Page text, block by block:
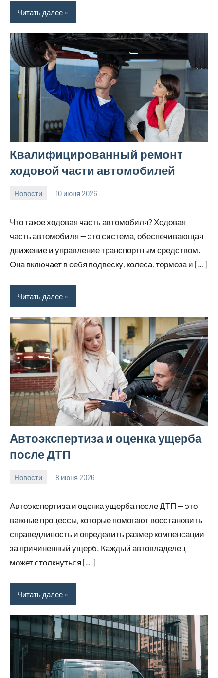
Читать далее
Квалифицированный ремонт
ходовой части автомобилей
Новости 10 июня 2026
Что такое ходовая часть автомобиля? Ходовая
часть автомобиля — это система, обеспечивающая
движение и управление транспортным средством.
Она включает в себя подвеску, колеса, тормоза и […]
Читать далее
Автоэкспертиза и оценка ущерба
после ДТП
Новости 8 июня 2026
Автоэкспертиза и оценка ущерба после ДТП — это
важные процессы, которые помогают восстановить
справедливость и определить размер компенсации
за причиненный ущерб. Каждый автовладелец
может столкнуться […]
Читать далее